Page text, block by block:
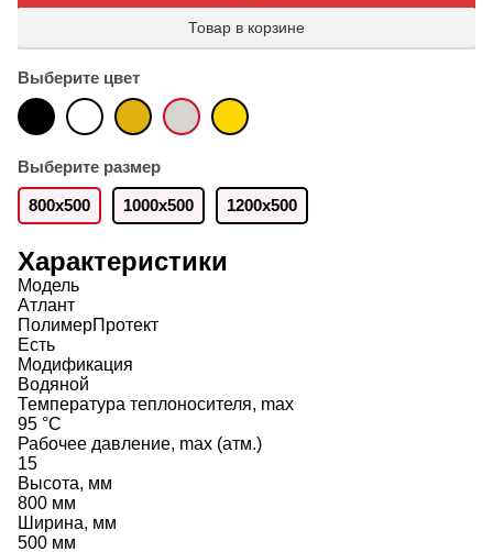
Товар в корзине
Выберите цвет
Выберите размер
800х500 1000x500 1200x500
Характеристики
Модель
Атлант
ПолимерПротект
Есть
Модификация
Водяной
Температура теплоносителя, max
95 °C
Рабочее давление, max (атм.)
15
Высота, мм
800 мм
Ширина, мм
500 мм